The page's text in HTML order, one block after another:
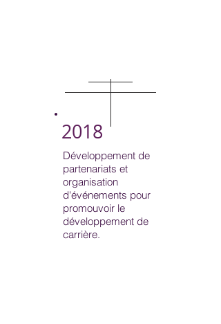
2018
Développement de
partenariats et
organisation
d'événements pour
promouvoir le
développement de
carrière.